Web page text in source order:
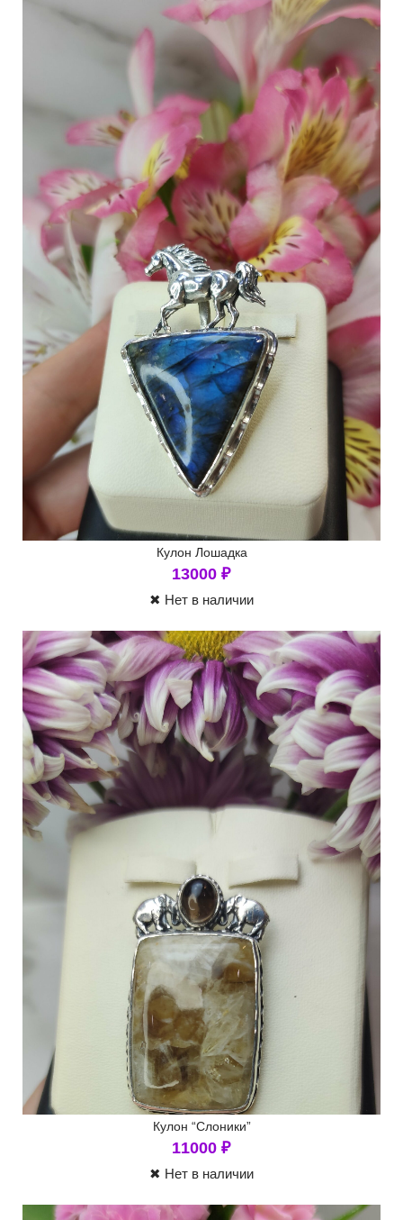
Кулон Лошадка
13000 ₽
✖ Нет в наличии
Кулон “Слоники”
11000 ₽
✖ Нет в наличии